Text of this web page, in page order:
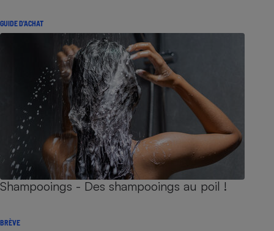
GUIDE D'ACHAT
Shampooings - Des shampooings au poil !
BRÈVE